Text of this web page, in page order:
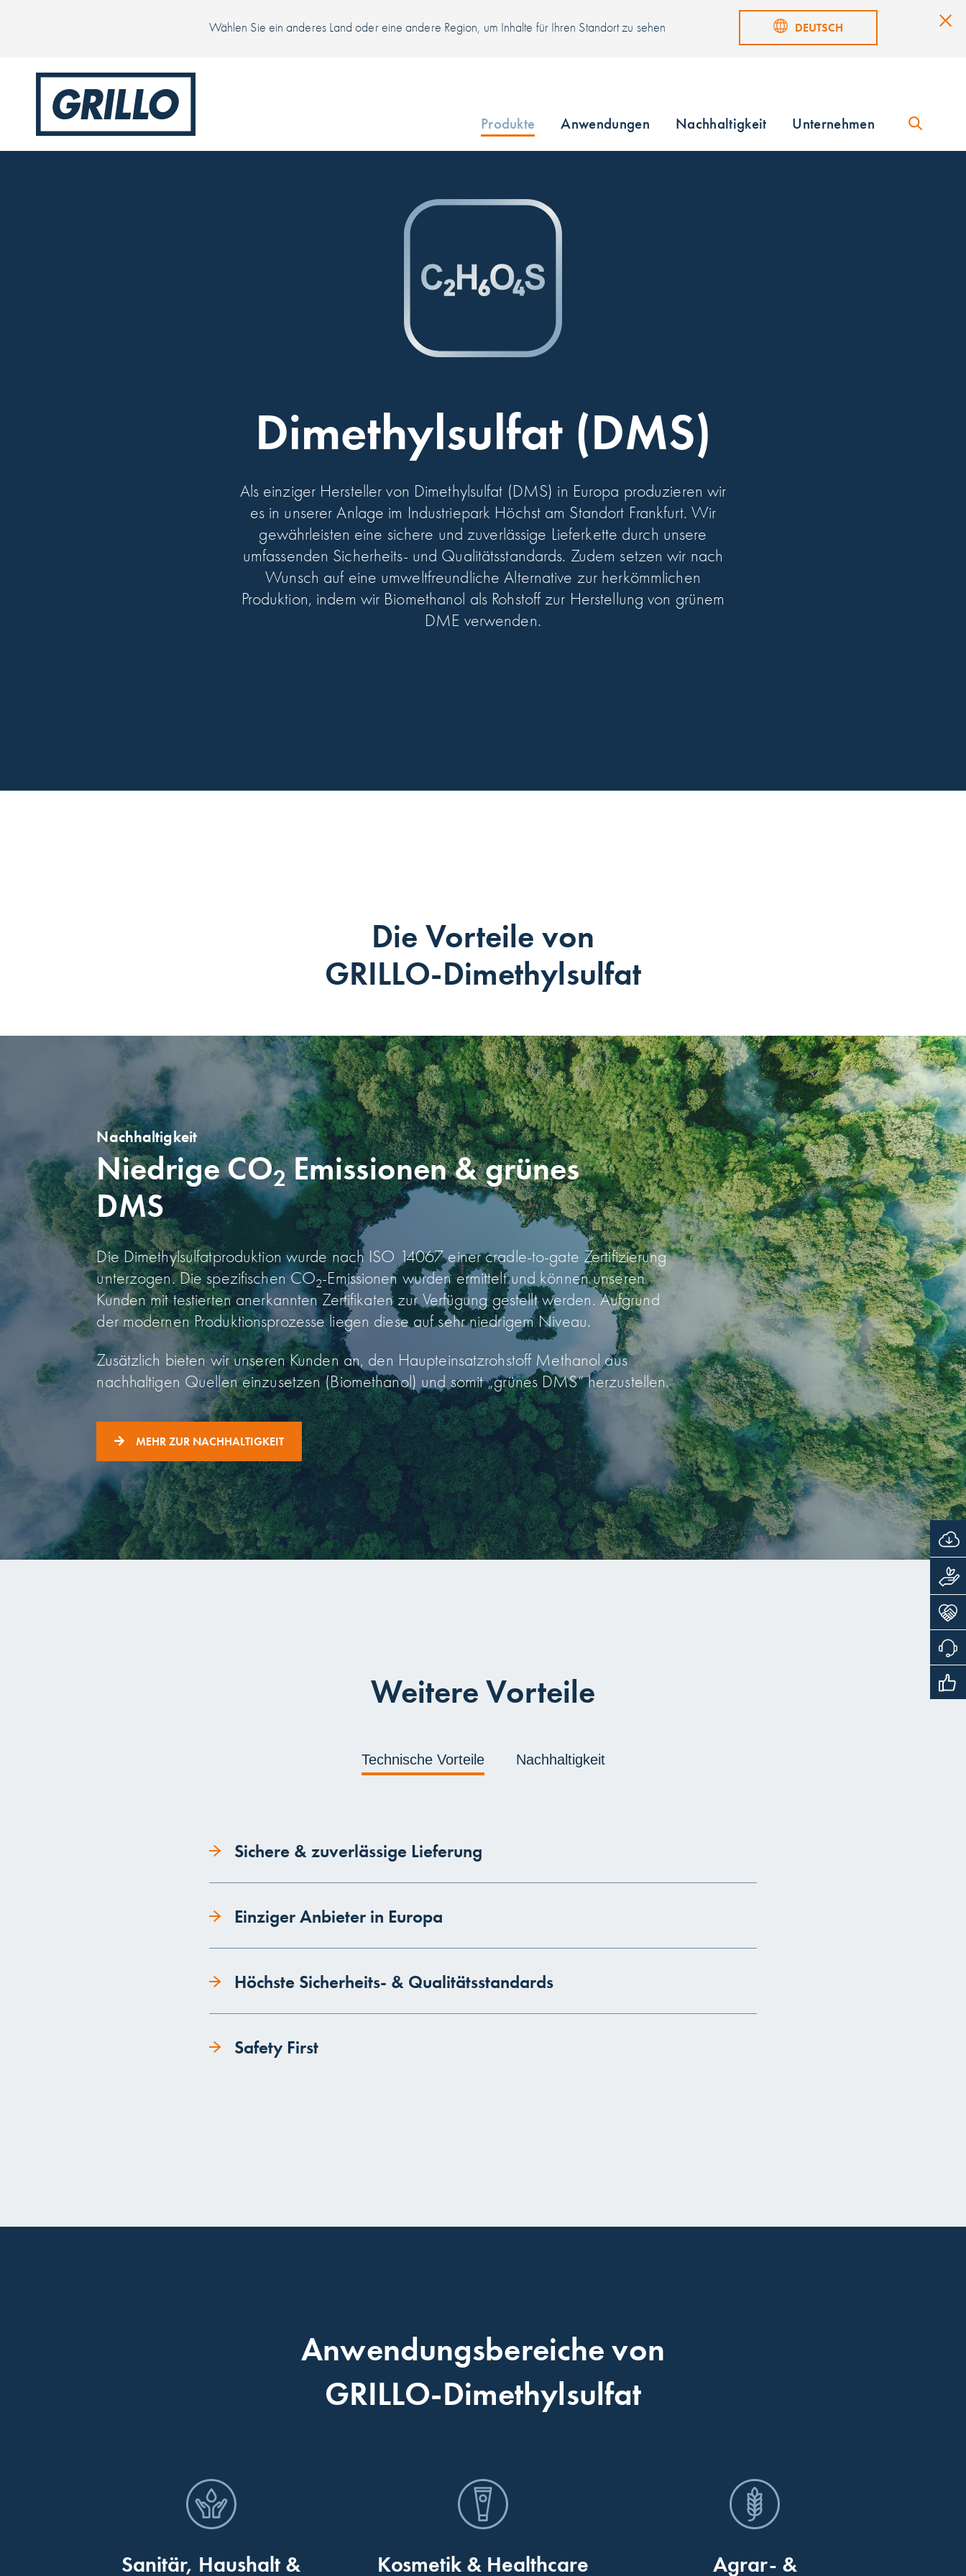
Produkte Anwendungen Nachhaltigkeit Unternehmen
Wählen Sie ein anderes Land oder eine andere Region, um Inhalte für Ihren Standort zu sehen DEUTSCH
Dimethylsulfat (DMS)
Als einziger Hersteller von Dimethylsulfat (DMS) in Europa produzieren wir
es in unserer Anlage im Industriepark Höchst am Standort Frankfurt. Wir
gewährleisten eine sichere und zuverlässige Lieferkette durch unsere
umfassenden Sicherheits- und Qualitätsstandards. Zudem setzen wir nach
Wunsch auf eine umweltfreundliche Alternative zur herkömmlichen
Produktion, indem wir Biomethanol als Rohstoff zur Herstellung von grünem
DME verwenden.
Die Vorteile von
GRILLO-Dimethylsulfat
Nachhaltigkeit
Niedrige CO2Emissionen & grünes
DMS
Die Dimethylsulfatproduktion wurde nach ISO 14067 einer cradle-to-gate Zertifizierung
unterzogen. Die spezifischen CO2-Emissionen wurden ermittelt und können unseren
Kunden mit testierten anerkannten Zertifikaten zur Verfügung gestellt werden. Aufgrund
der modernen Produktionsprozesse liegen diese auf sehr niedrigem Niveau.
Zusätzlich bieten wir unseren Kunden an, den Haupteinsatzrohstoff Methanol aus
nachhaltigen Quellen einzusetzen (Biomethanol) und somit „grünes DMS“ herzustellen.
MEHR ZUR NACHHALTIGKEIT
Weitere Vorteile
Technische Vorteile Nachhaltigkeit
Sichere & zuverlässige Lieferung
Einziger Anbieter in Europa
Höchste Sicherheits- & Qualitätsstandards
Safety First
Anwendungsbereiche von
GRILLO-Dimethylsulfat
Sanitär, Haushalt & Kosmetik & Healthcare Agrar- &